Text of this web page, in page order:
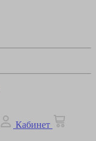
Кабинет